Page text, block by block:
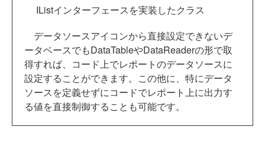
IListインターフェースを実装したクラス
データソースアイコンから直接設定できないデ
ータベースでもDataTableやDataReaderの形で取
得すれば、コード上でレポートのデータソースに
設定することができます。この他に、特にデータ
ソースを定義せずにコードでレポート上に出力す
る値を直接制御することも可能です。